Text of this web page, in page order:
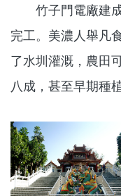
竹子門電廠建成
完工。美濃人舉凡
了水圳灌溉，農田
八成，甚至早期種